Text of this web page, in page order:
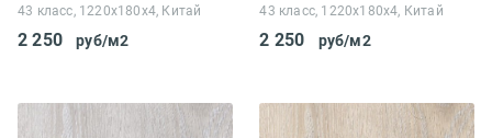
43 класс, 1220x180x4, Китай
2 250 руб/м2
43 класс, 1220x180x4, Китай
2 250 руб/м2